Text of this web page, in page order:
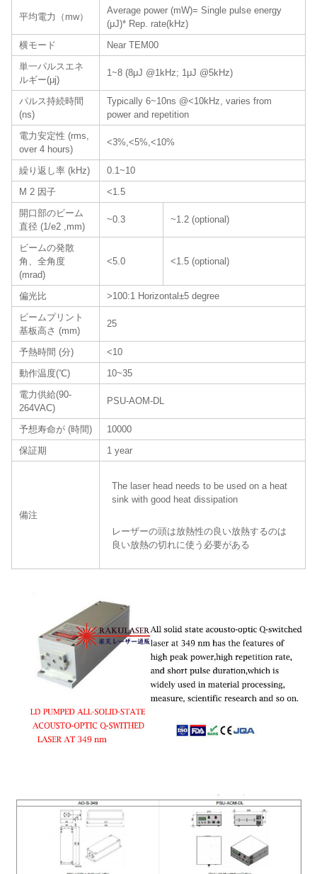
平均電力（mw）
Average power (mW)= Single pulse energy
(μJ)* Rep. rate(kHz)
横モード
Near TEM00
単一パルスエネ
ルギー(μj)
1~8 (8μJ @1kHz; 1μJ @5kHz)
パルス持続時間
(ns)
Typically 6~10ns @<10kHz, varies from
power and repetition
電力安定性 (rms,
over 4 hours)
<3%,<5%,<10%
繰り返し率 (kHz)
0.1~10
M 2 因子
<1.5
開口部のビーム
直径 (1/e2 ,mm)
~0.3 ~1.2 (optional)
ビームの発散
角、全角度
(mrad)
<5.0 <1.5 (optional)
偏光比
>100:1 Horizontal±5 degree
ビームプリント
基板高さ (mm)
25
予熱時間 (分)
<10
動作温度(℃)
10~35
電力供給(90-
264VAC)
PSU-AOM-DL
予想寿命が (時間)
10000
保証期
1 year
備注
The laser head needs to be used on a heat
sink with good heat dissipation
レーザーの頭は放熱性の良い放熱するのは
良い放熱の切れに使う必要がある